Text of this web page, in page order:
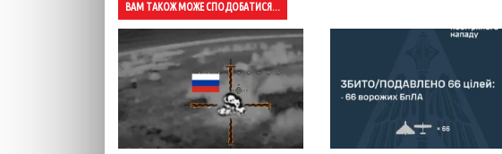
ВАМ ТАКОЖ МОЖЕ СПОДОБАТИСЯ...